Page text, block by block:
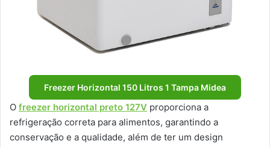
Freezer Horizontal 150 Litros 1 Tampa Midea
O freezer horizontal preto 127V proporciona a
refrigeração correta para alimentos, garantindo a
conservação e a qualidade, além de ter um design